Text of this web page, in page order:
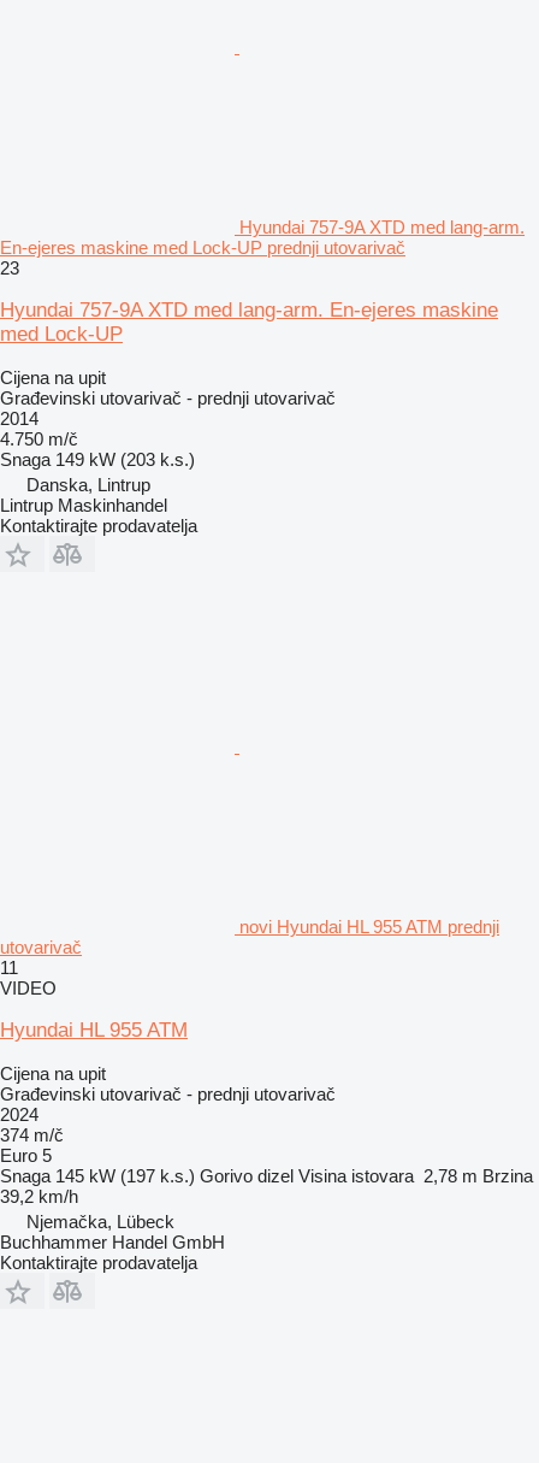
Hyundai 757-9A XTD med lang-arm.
En-ejeres maskine med Lock-UP prednji utovarivač
23
Hyundai 757-9A XTD med lang-arm. En-ejeres maskine
med Lock-UP
Cijena na upit
Građevinski utovarivač - prednji utovarivač
2014
4.750 m/č
Snaga 149 kW (203 k.s.)
Danska, Lintrup
Lintrup Maskinhandel
Kontaktirajte prodavatelja
novi Hyundai HL 955 ATM prednji
utovarivač
11
VIDEO
Hyundai HL 955 ATM
Cijena na upit
Građevinski utovarivač - prednji utovarivač
2024
374 m/č
Euro 5
Snaga 145 kW (197 k.s.) Gorivo dizel Visina istovara 2,78 m Brzina
39,2 km/h
Njemačka, Lübeck
Buchhammer Handel GmbH
Kontaktirajte prodavatelja